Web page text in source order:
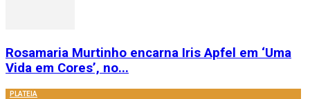
Rosamaria Murtinho encarna Iris Apfel em ‘Uma
Vida em Cores’, no...
PLATEIA